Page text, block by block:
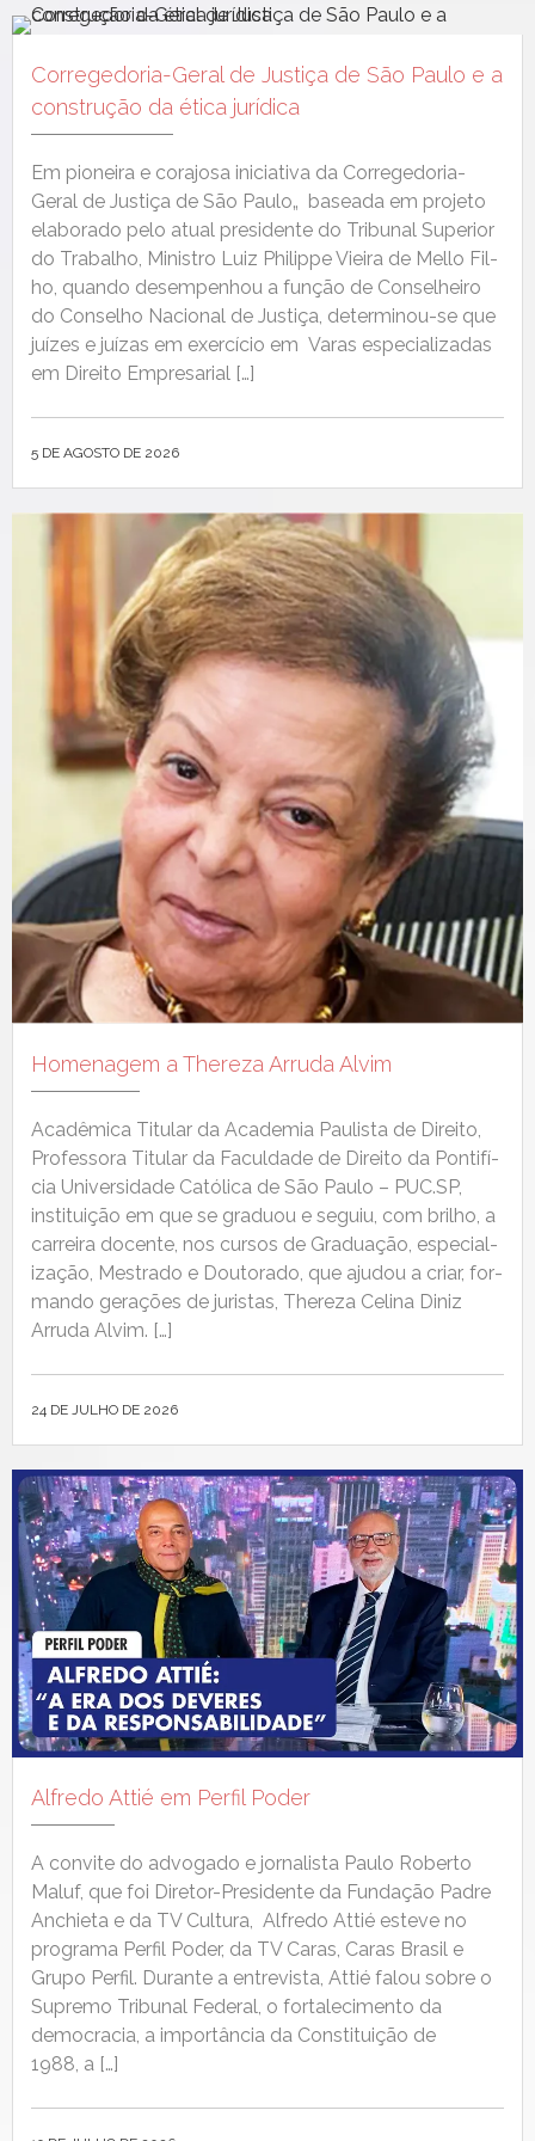
Corregedoria-Geral de Justiça de São Paulo e a
construção da ética jurídica
Em pio­neira e cora­josa ini­cia­ti­va da Cor­rege­­do­ria-
Ger­al de Justiça de São Paulo„ basea­da em pro­je­to
elab­o­ra­do pelo atu­al pres­i­dente do Tri­bunal Supe­ri­or
do Tra­bal­ho, Min­istro Luiz Philippe Vieira de Mel­lo Fil­
ho, quan­do desem­pen­hou a função de Con­sel­heiro
do Con­sel­ho Nacional de Justiça, deter­mi­­nou-se que
juízes e juízas em exer­cí­cio em Varas espe­cial­izadas
em Dire­ito Empresarial […]
5 DE AGOSTO DE 2026
Homenagem a Thereza Arruda Alvim
Acadêmi­ca Tit­u­lar da Acad­e­mia Paulista de Dire­ito,
Pro­fes­so­ra Tit­u­lar da Fac­ul­dade de Dire­ito da Pon­tif­í­
cia Uni­ver­si­dade Católi­ca de São Paulo – PUC.SP,
insti­tu­ição em que se gradu­ou e seguiu, com bril­ho, a
car­reira docente, nos cur­sos de Grad­u­ação, espe­cial­
iza­ção, Mestra­do e Doutora­do, que aju­dou a cri­ar, for­
man­do ger­ações de juris­tas, Thereza Celi­na Diniz
Arru­da Alvim. […]
24 DE JULHO DE 2026
Alfredo Attié em Perfil Poder
A con­vite do advo­ga­do e jor­nal­ista Paulo Rober­to
Maluf, que foi Dire­­tor-Pres­i­­dente da Fun­dação Padre
Anchi­eta e da TV Cul­tura, Alfre­do Attié esteve no
pro­gra­ma Per­fil Poder, da TV Caras, Caras Brasil e
Grupo Per­fil. Durante a entre­vista, Attié falou sobre o
Supre­mo Tri­bunal Fed­er­al, o for­t­alec­i­men­to da
democ­ra­cia, a importân­cia da Con­sti­tu­ição de
1988, a […]